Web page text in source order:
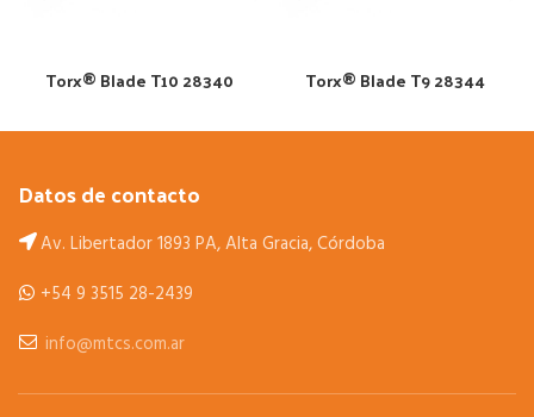
Torx® Blade T10 28340 Torx® Blade T9 28344
Datos de contacto
Av. Libertador 1893 PA, Alta Gracia, Córdoba
+54 9 3515 28-2439
info@mtcs.com.ar